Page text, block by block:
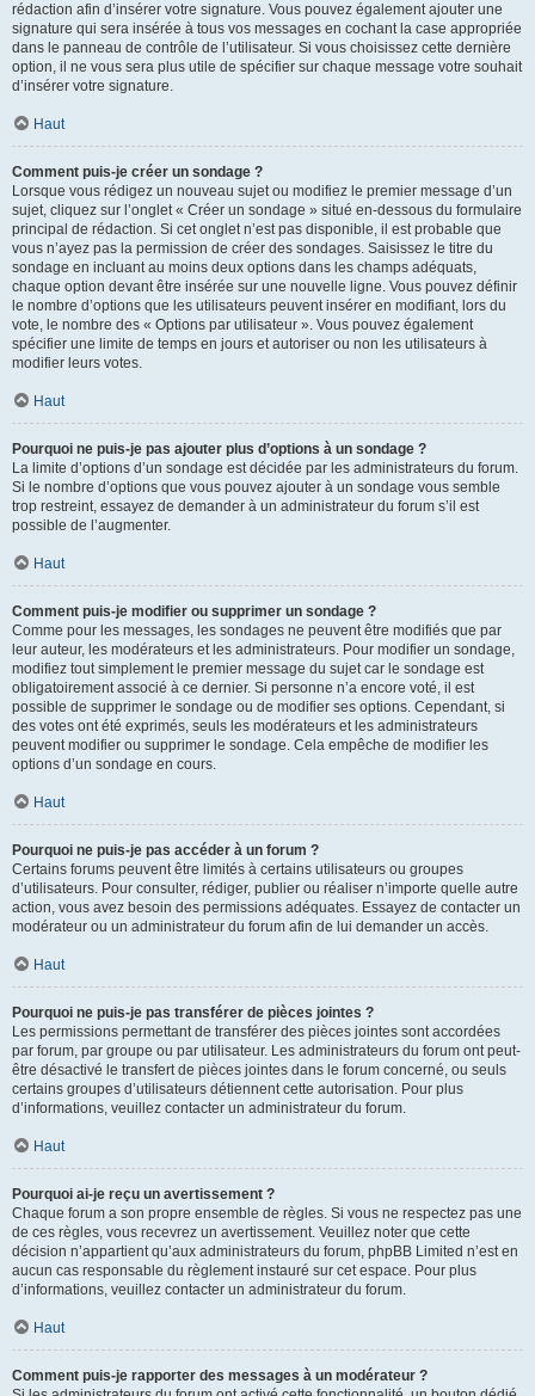
rédaction afin d’insérer votre signature. Vous pouvez également ajouter une
signature qui sera insérée à tous vos messages en cochant la case appropriée
dans le panneau de contrôle de l’utilisateur. Si vous choisissez cette dernière
option, il ne vous sera plus utile de spécifier sur chaque message votre souhait
d’insérer votre signature.
Haut
Comment puis-je créer un sondage ?
Lorsque vous rédigez un nouveau sujet ou modifiez le premier message d’un
sujet, cliquez sur l’onglet « Créer un sondage » situé en-dessous du formulaire
principal de rédaction. Si cet onglet n’est pas disponible, il est probable que
vous n’ayez pas la permission de créer des sondages. Saisissez le titre du
sondage en incluant au moins deux options dans les champs adéquats,
chaque option devant être insérée sur une nouvelle ligne. Vous pouvez définir
le nombre d’options que les utilisateurs peuvent insérer en modifiant, lors du
vote, le nombre des « Options par utilisateur ». Vous pouvez également
spécifier une limite de temps en jours et autoriser ou non les utilisateurs à
modifier leurs votes.
Haut
Pourquoi ne puis-je pas ajouter plus d’options à un sondage ?
La limite d’options d’un sondage est décidée par les administrateurs du forum.
Si le nombre d’options que vous pouvez ajouter à un sondage vous semble
trop restreint, essayez de demander à un administrateur du forum s’il est
possible de l’augmenter.
Haut
Comment puis-je modifier ou supprimer un sondage ?
Comme pour les messages, les sondages ne peuvent être modifiés que par
leur auteur, les modérateurs et les administrateurs. Pour modifier un sondage,
modifiez tout simplement le premier message du sujet car le sondage est
obligatoirement associé à ce dernier. Si personne n’a encore voté, il est
possible de supprimer le sondage ou de modifier ses options. Cependant, si
des votes ont été exprimés, seuls les modérateurs et les administrateurs
peuvent modifier ou supprimer le sondage. Cela empêche de modifier les
options d’un sondage en cours.
Haut
Pourquoi ne puis-je pas accéder à un forum ?
Certains forums peuvent être limités à certains utilisateurs ou groupes
d’utilisateurs. Pour consulter, rédiger, publier ou réaliser n’importe quelle autre
action, vous avez besoin des permissions adéquates. Essayez de contacter un
modérateur ou un administrateur du forum afin de lui demander un accès.
Haut
Pourquoi ne puis-je pas transférer de pièces jointes ?
Les permissions permettant de transférer des pièces jointes sont accordées
par forum, par groupe ou par utilisateur. Les administrateurs du forum ont peut-
être désactivé le transfert de pièces jointes dans le forum concerné, ou seuls
certains groupes d’utilisateurs détiennent cette autorisation. Pour plus
d’informations, veuillez contacter un administrateur du forum.
Haut
Pourquoi ai-je reçu un avertissement ?
Chaque forum a son propre ensemble de règles. Si vous ne respectez pas une
de ces règles, vous recevrez un avertissement. Veuillez noter que cette
décision n’appartient qu’aux administrateurs du forum, phpBB Limited n’est en
aucun cas responsable du règlement instauré sur cet espace. Pour plus
d’informations, veuillez contacter un administrateur du forum.
Haut
Comment puis-je rapporter des messages à un modérateur ?